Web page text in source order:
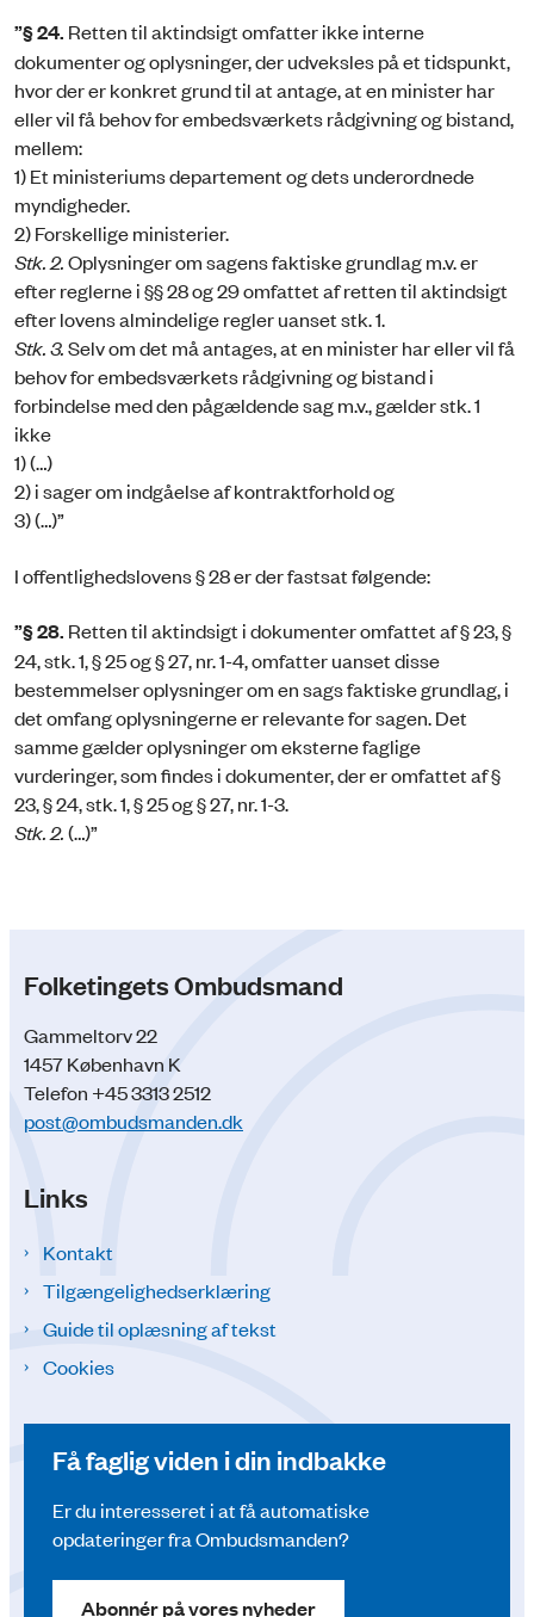
”§ 24. Retten til aktindsigt omfatter ikke interne
dokumenter og oplysninger, der udveksles på et tidspunkt,
hvor der er konkret grund til at antage, at en minister har
eller vil få behov for embedsværkets rådgivning og bistand,
mellem:
1) Et ministeriums departement og dets underordnede
myndigheder.
2) Forskellige ministerier.
Stk. 2.Oplysninger om sagens faktiske grundlag m.v. er
efter reglerne i §§ 28 og 29 omfattet af retten til aktindsigt
efter lovens almindelige regler uanset stk. 1.
Stk. 3.Selv om det må antages, at en minister har eller vil få
behov for embedsværkets rådgivning og bistand i
forbindelse med den pågældende sag m.v., gælder stk. 1
ikke
1) (…)
2) i sager om indgåelse af kontraktforhold og
3) (…)”
I offentlighedslovens § 28 er der fastsat følgende:
”§ 28. Retten til aktindsigt i dokumenter omfattet af § 23, §
24, stk. 1, § 25 og § 27, nr. 1-4, omfatter uanset disse
bestemmelser oplysninger om en sags faktiske grundlag, i
det omfang oplysningerne er relevante for sagen. Det
samme gælder oplysninger om eksterne faglige
vurderinger, som findes i dokumenter, der er omfattet af §
23, § 24, stk. 1, § 25 og § 27, nr. 1-3.
Stk. 2.(…)”
Folketingets Ombudsmand
Gammeltorv 22
1457 København K
Telefon +45 3313 2512
post@ombudsmanden.dk
Links
Kontakt
Tilgængelighedserklæring
Guide til oplæsning af tekst
Cookies
Få faglig viden i din indbakke
Er du interesseret i at få automatiske
opdateringer fra Ombudsmanden?
Abonnér på vores nyheder